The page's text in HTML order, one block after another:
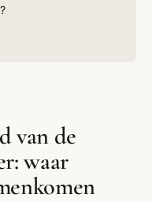
van de
waar